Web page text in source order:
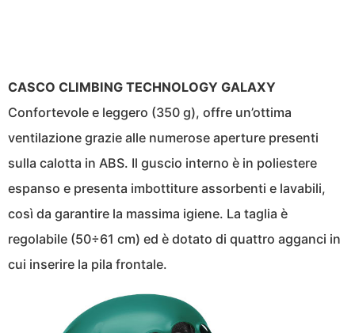
CASCO CLIMBING TECHNOLOGY GALAXY
Confortevole e leggero (350 g), offre un’ottima
ventilazione grazie alle numerose aperture presenti
sulla calotta in ABS. Il guscio interno è in poliestere
espanso e presenta imbottiture assorbenti e lavabili,
così da garantire la massima igiene. La taglia è
regolabile (50÷61 cm) ed è dotato di quattro agganci in
cui inserire la pila frontale.